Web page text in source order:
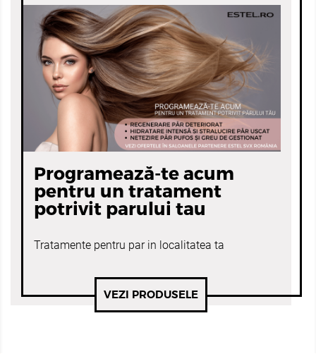
Programează-te acum
pentru un tratament
potrivit parului tau
Tratamente pentru par in localitatea ta
VEZI PRODUSELE